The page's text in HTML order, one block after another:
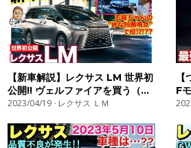
いようにしましょう！
【新車解説】レクサス LM 世界初
公開!! ヴェルファイアを買う（ら
しい!?）五味ちゃんの"妙な独断
五味やすたか
2023/04/19 レクサス ＬＭ
F
始